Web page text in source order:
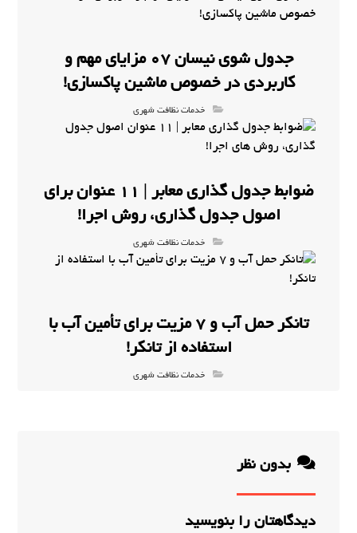
جدول شوی نیسان 07 مزایای مهم و
کاربردی در خصوص ماشین پاکسازی!
خدمات نظافت شهری
ضوابط جدول گذاری معابر | 11 عنوان برای
اصول جدول گذاری، روش اجرا!
خدمات نظافت شهری
تانکر حمل آب و 7 مزیت برای تأمین آب با
استفاده از تانکر!
خدمات نظافت شهری
بدون نظر
دیدگاهتان را بنویسید